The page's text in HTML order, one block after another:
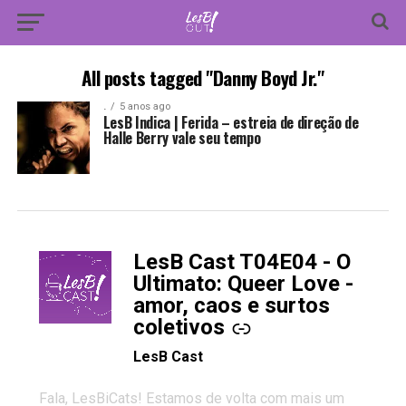
All posts tagged "Danny Boyd Jr."
. 5 anos ago
LesB Indica | Ferida – estreia de direção de
Halle Berry vale seu tempo
LesB Cast T04E04 - O
Ultimato: Queer Love -
amor, caos e surtos
coletivos
-
LesB Cast
Fala, LesBiCats! Estamos de volta com mais um